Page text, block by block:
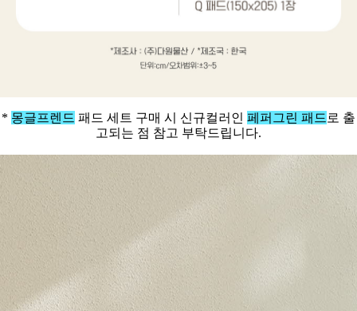
* 몽글프렌드 패드 세트 구매 시 신규컬러인 페퍼그린 패드 로 출
고되는 점 참고 부탁드립니다.